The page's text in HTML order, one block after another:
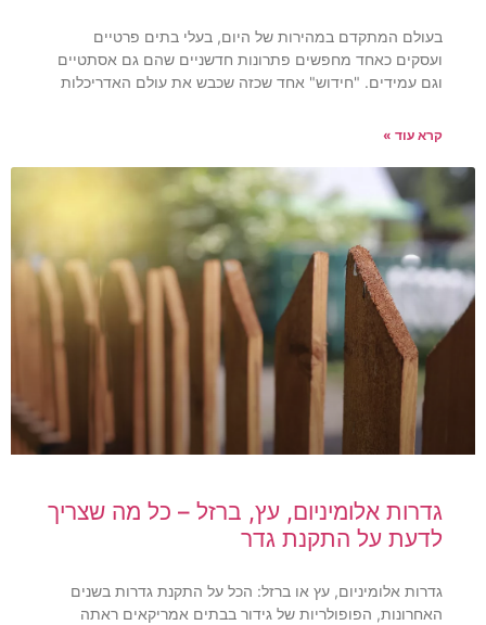
בעולם המתקדם במהירות של היום, בעלי בתים פרטיים
ועסקים כאחד מחפשים פתרונות חדשניים שהם גם אסתטיים
וגם עמידים. "חידוש" אחד שכזה שכבש את עולם האדריכלות
קרא עוד »
גדרות אלומיניום, עץ, ברזל – כל מה שצריך
לדעת על התקנת גדר
גדרות אלומיניום, עץ או ברזל: הכל על התקנת גדרות בשנים
האחרונות, הפופולריות של גידור בבתים אמריקאים ראתה